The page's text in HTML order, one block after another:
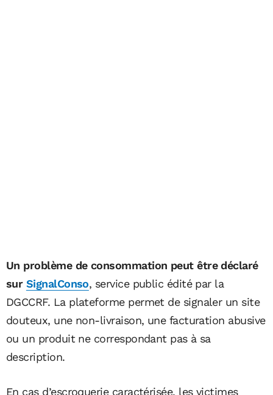
Un problème de consommation peut être déclaré
sur SignalConso, service public édité par la
DGCCRF. La plateforme permet de signaler un site
douteux, une non-livraison, une facturation abusive
ou un produit ne correspondant pas à sa
description.
En cas d’escroquerie caractérisée, les victimes